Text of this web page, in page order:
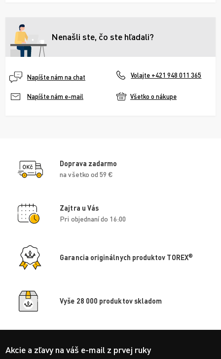
Nenašli ste, čo ste hľadali?
Napíšte nám na chat Volajte +421 948 011 365
Napíšte nám e-mail Všetko o nákupe
Doprava zadarmo
na všetko od 59 €
Zajtra u Vás
Pri objednaní do 16:00
Garancia originálnych produktov TOREX®
Vyše 28 000 produktov skladom
Akcie a zľavy na váš e-mail z prvej ruky